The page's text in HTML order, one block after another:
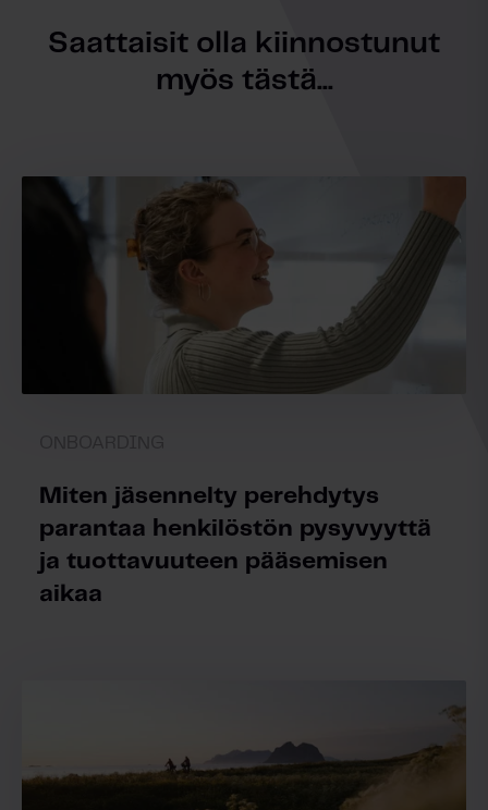
Saattaisit olla kiinnostunut
myös tästä...
Miten jäsennelty perehdytys
parantaa henkilöstön pysyvyyttä
ja tuottavuuteen pääsemisen
aikaa